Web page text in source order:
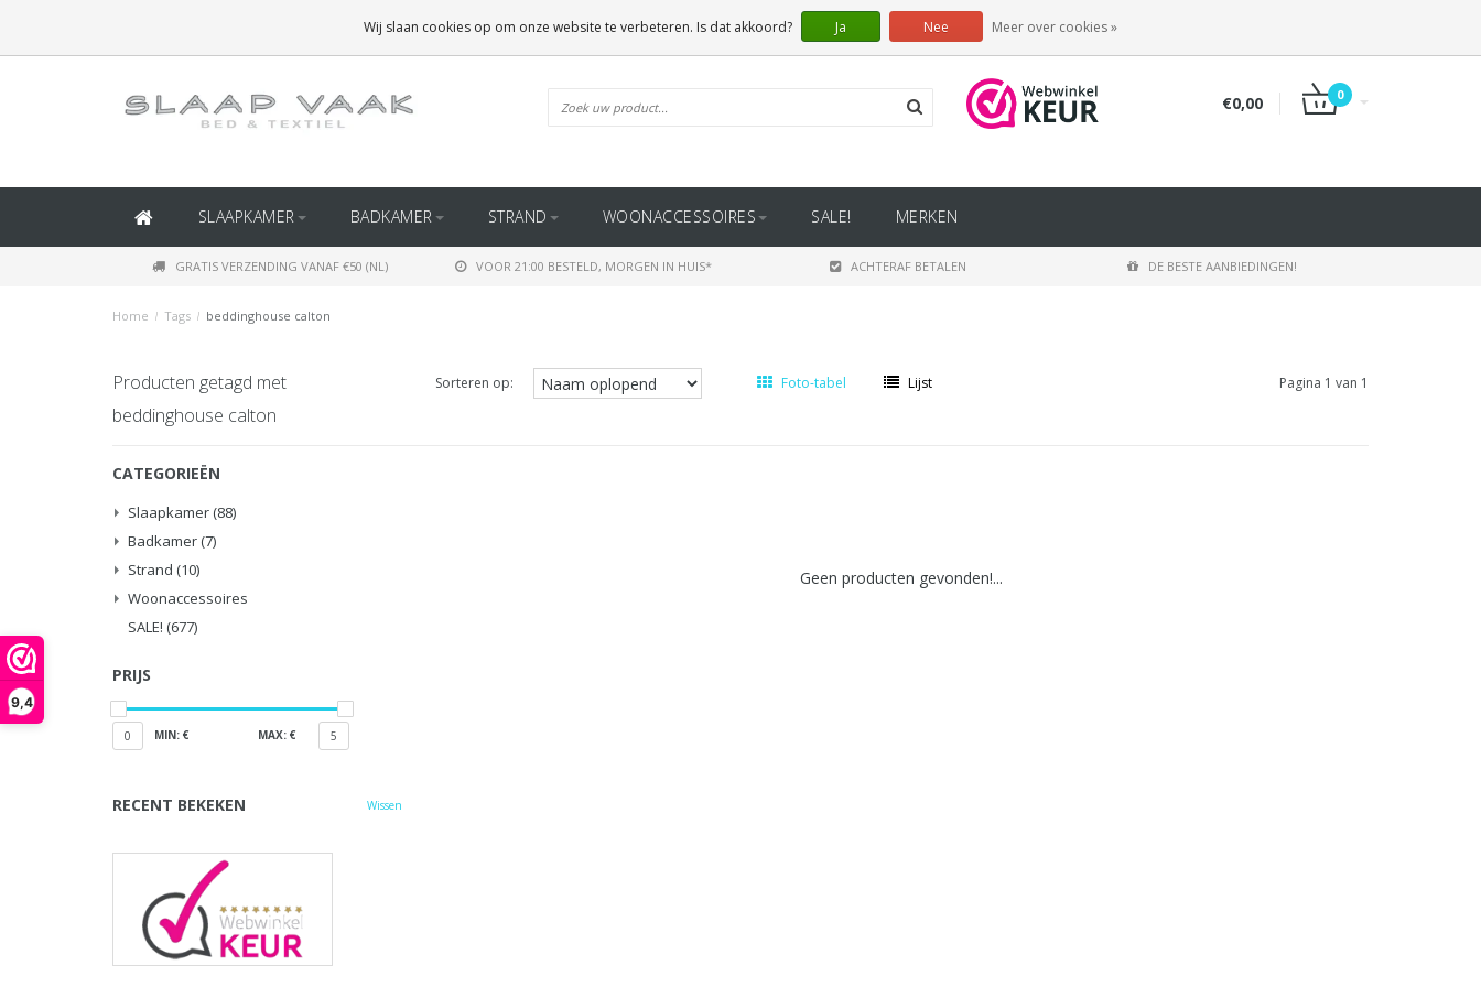
9,4
(BINNEN BELGIË)
€0,00 0
SLAAPKAMER BADKAMER STRAND WOONACCESSOIRES SALE! MERKEN
GRATIS VERZENDING VANAF €50 (NL) VOOR 21:00 BESTELD, MORGEN IN HUIS* ACHTERAF BETALEN DE BESTE AANBIEDINGEN!
Home / Tags / beddinghouse calton
Producten getagd met
beddinghouse calton
Sorteren op: Foto-tabel Lijst Pagina 1 van 1
CATEGORIEËN
Slaapkamer (88)
Badkamer (7)
Strand (10)
Woonaccessoires
SALE! (677)
PRIJS
0 MIN: € MAX: € 5
RECENT BEKEKEN Wissen
Geen producten gevonden!...
Wij slaan cookies op om onze website te verbeteren. Is dat akkoord? Ja Nee Meer over cookies »